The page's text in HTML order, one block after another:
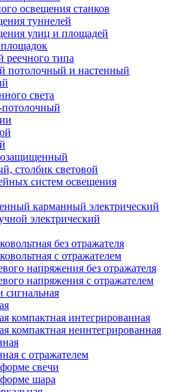
освещения станков
туннелей
улиц и площадей
типа
потолочный и настенный
света
потолочный
столбик световой
систем освещения
карманный электрический
электрический
без отражателя
с отражателем
напряжения без отражателя
напряжения с отражателем
сигнальная
компактная интегрированная
компактная неинтегрированная
с отражателем
свечи
шара